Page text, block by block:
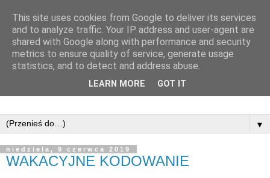
▼
niedziela, 9 czerwca 2019
WAKACYJNE KODOWANIE
This site uses cookies from Google to deliver its services
and to analyze traffic. Your IP address and user-agent are
shared with Google along with performance and security
metrics to ensure quality of service, generate usage
statistics, and to detect and address abuse.
LEARN MORE GOT IT